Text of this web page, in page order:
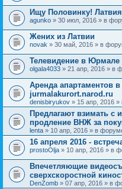
Ищу Половинку!
agunko » 30 июл, 2016 » в
Жених из Латвии
novak » 30 май, 2016 » в
Телевидение в Юрмале
olgala4033 » 21 апр, 2016 » в
Аренда апартаментов
jurmalakurort.narod.ru
denisbiryukov » 15 апр, 2016
Предлагают взимать с
продление ВНЖ за
lenta » 10 апр, 2016 » в
16 апреля 2016 -
prostoOlja » 10 апр, 2016 » в
Впечетляющие
сверхскоростной
DenZomb » 07 апр, 2016 » в